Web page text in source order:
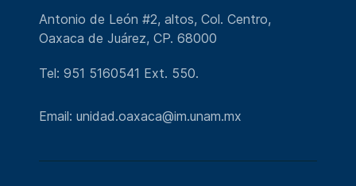
Antonio de León #2, altos, Col. Centro,
Oaxaca de Juárez, CP. 68000
Tel: 951 5160541 Ext. 550.
Email: unidad.oaxaca@im.unam.mx